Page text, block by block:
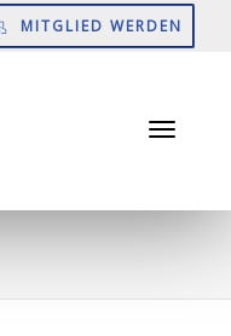
MITGLIED WERDEN